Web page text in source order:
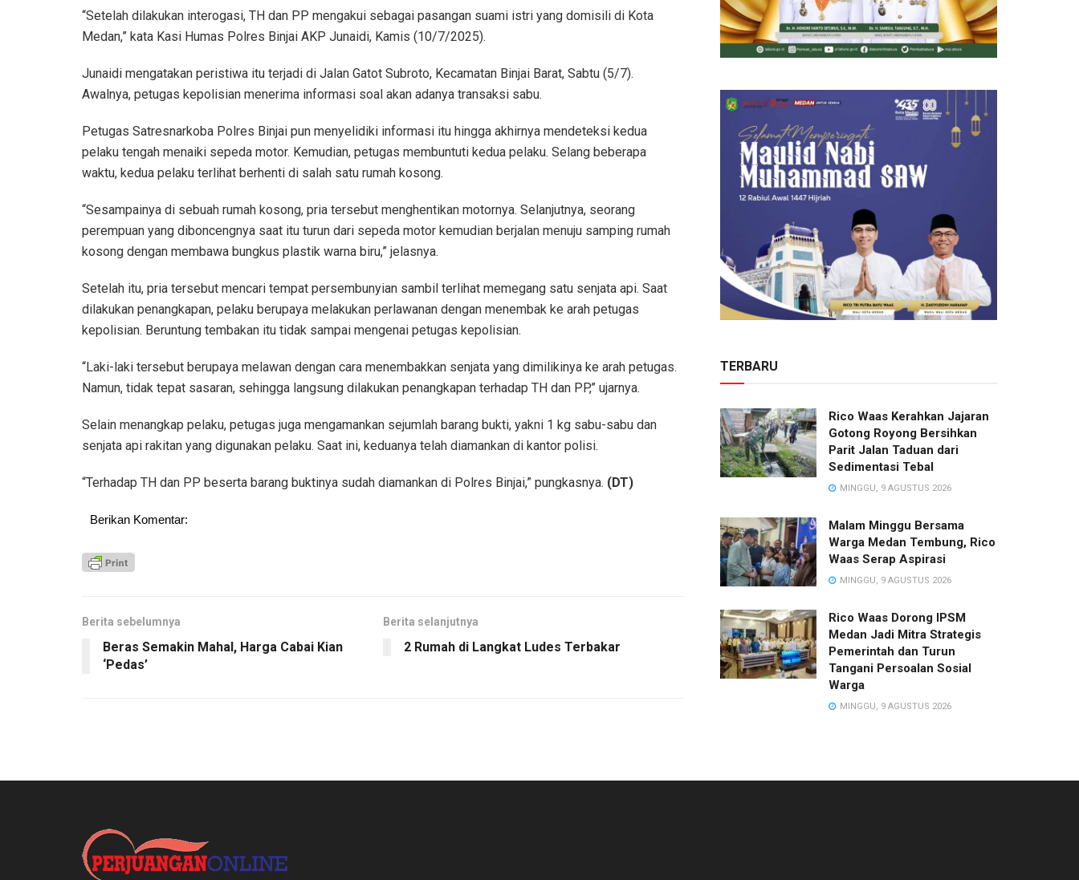
“Setelah dilakukan interogasi, TH dan PP mengakui sebagai pasangan suami istri yang domisili di Kota
Medan,” kata Kasi Humas Polres Binjai AKP Junaidi, Kamis (10/7/2025).
Junaidi mengatakan peristiwa itu terjadi di Jalan Gatot Subroto, Kecamatan Binjai Barat, Sabtu (5/7).
Awalnya, petugas kepolisian menerima informasi soal akan adanya transaksi sabu.
Petugas Satresnarkoba Polres Binjai pun menyelidiki informasi itu hingga akhirnya mendeteksi kedua
pelaku tengah menaiki sepeda motor. Kemudian, petugas membuntuti kedua pelaku. Selang beberapa
waktu, kedua pelaku terlihat berhenti di salah satu rumah kosong.
“Sesampainya di sebuah rumah kosong, pria tersebut menghentikan motornya. Selanjutnya, seorang
perempuan yang diboncengnya saat itu turun dari sepeda motor kemudian berjalan menuju samping rumah
kosong dengan membawa bungkus plastik warna biru,” jelasnya.
Setelah itu, pria tersebut mencari tempat persembunyian sambil terlihat memegang satu senjata api. Saat
dilakukan penangkapan, pelaku berupaya melakukan perlawanan dengan menembak ke arah petugas
kepolisian. Beruntung tembakan itu tidak sampai mengenai petugas kepolisian.
“Laki-laki tersebut berupaya melawan dengan cara menembakkan senjata yang dimilikinya ke arah petugas.
Namun, tidak tepat sasaran, sehingga langsung dilakukan penangkapan terhadap TH dan PP,” ujarnya.
Selain menangkap pelaku, petugas juga mengamankan sejumlah barang bukti, yakni 1 kg sabu-sabu dan
senjata api rakitan yang digunakan pelaku. Saat ini, keduanya telah diamankan di kantor polisi.
“Terhadap TH dan PP beserta barang buktinya sudah diamankan di Polres Binjai,” pungkasnya. (DT)
Berikan Komentar:
Berita sebelumnya
Beras Semakin Mahal, Harga Cabai Kian
‘Pedas’
Berita selanjutnya
2 Rumah di Langkat Ludes Terbakar
TERBARU
Rico Waas Kerahkan Jajaran
Gotong Royong Bersihkan
Parit Jalan Taduan dari
Sedimentasi Tebal
MINGGU, 9 AGUSTUS 2026
Malam Minggu Bersama
Warga Medan Tembung, Rico
Waas Serap Aspirasi
MINGGU, 9 AGUSTUS 2026
Rico Waas Dorong IPSM
Medan Jadi Mitra Strategis
Pemerintah dan Turun
Tangani Persoalan Sosial
Warga
MINGGU, 9 AGUSTUS 2026